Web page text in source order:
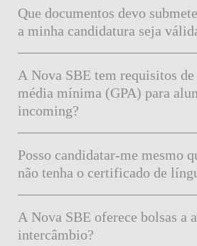
Que documentos devo
a minha candidatura seja
A Nova SBE tem requisitos
média mínima (GPA) para
incoming?
Posso candidatar-me mesmo
não tenha o certificado de
A Nova SBE oferece bolsas a
intercâmbio?